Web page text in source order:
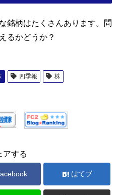
銘柄はたくさんあります。問
るかどうか？
四季報 株
アする
はてブ